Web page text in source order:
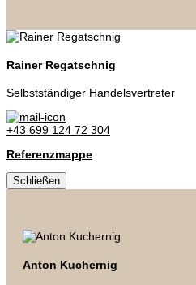
Rainer Regatschnig
Selbstständiger Handelsvertreter
+43 699 124 72 304
Referenzmappe
Schließen
Anton Kuchernig